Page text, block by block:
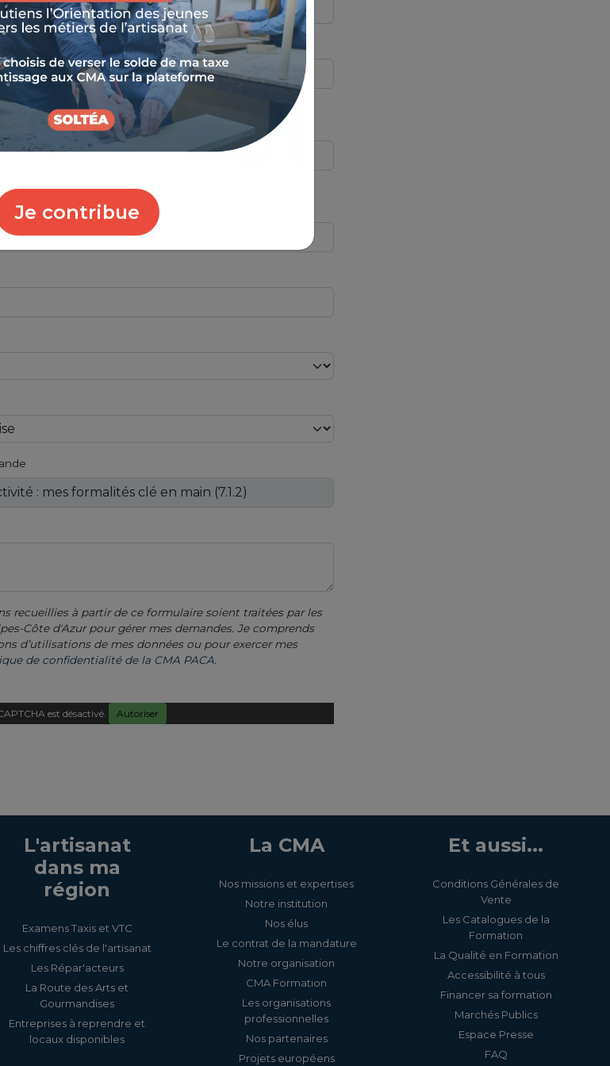
Je contribue
une entreprise)
de SIREN
vous êtes une entreprise)
de SIRET
recueillies à partir de ce formulaire soient traitées par les
Côte d'Azur pour gérer mes demandes. Je comprends
d’utilisations de mes données ou pour exercer mes
de confidentialité de la CMA PACA.
est désactivé. Autoriser
L'artisanat
dans ma
région
Examens Taxis et VTC
Les chiffres clés de l'artisanat
Les Répar'acteurs
La Route des Arts et
Gourmandises
Entreprises à reprendre et
locaux disponibles
La CMA
Nos missions et expertises
Notre institution
Nos élus
Le contrat de la mandature
Notre organisation
CMA Formation
Les organisations
professionnelles
Nos partenaires
Projets européens
Et aussi...
Conditions Générales de
Vente
Les Catalogues de la
Formation
La Qualité en Formation
Accessibilité à tous
Financer sa formation
Marchés Publics
Espace Presse
FAQ